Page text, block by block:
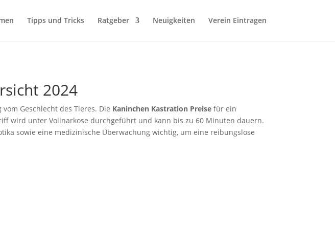
Tipps und Tricks Ratgeber Neuigkeiten Verein Eintragen
2024
Geschlecht des Tieres. Die Kaninchen Kastration Preise für ein
wird unter Vollnarkose durchgeführt und kann bis zu 60 Minuten dauern.
sowie eine medizinische Überwachung wichtig, um eine reibungslose